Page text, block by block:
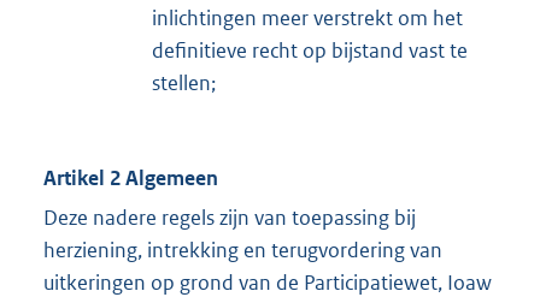
inlichtingen meer verstrekt om het
definitieve recht op bijstand vast te
stellen;
Artikel 2 Algemeen
Deze nadere regels zijn van toepassing bij
herziening, intrekking en terugvordering van
uitkeringen op grond van de Participatiewet, Ioaw